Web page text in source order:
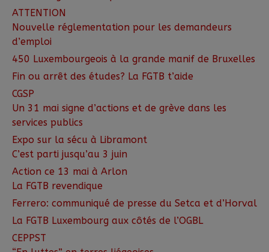
ATTENTION
Nouvelle réglementation pour les demandeurs
d’emploi
450 Luxembourgeois à la grande manif de Bruxelles
Fin ou arrêt des études? La FGTB t’aide
CGSP
Un 31 mai signe d’actions et de grève dans les
services publics
Expo sur la sécu à Libramont
C’est parti jusqu’au 3 juin
Action ce 13 mai à Arlon
La FGTB revendique
Ferrero: communiqué de presse du Setca et d’Horval
La FGTB Luxembourg aux côtés de l’OGBL
CEPPST